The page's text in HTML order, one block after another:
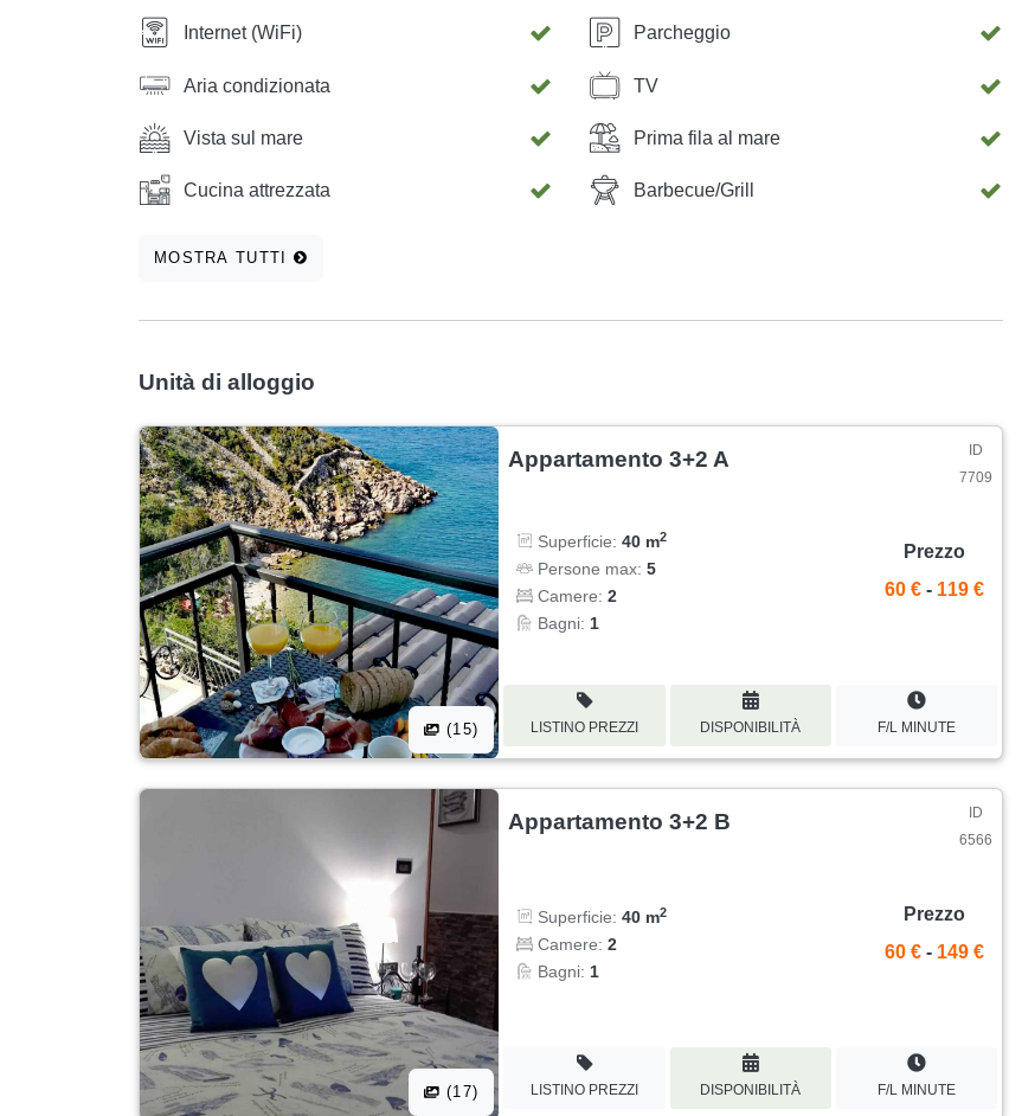
Internet (WiFi) Parcheggio
Aria condizionata TV
Vista sul mare Prima fila al mare
Cucina attrezzata Barbecue/Grill
MOSTRA TUTTI
Unità di alloggio
(15)
Appartamento 3+2 A
ID
7709
Superficie:40 m2
Persone max:5
Camere:2
Bagni: 1
Prezzo
60 € - 119 €
LISTINO PREZZI DISPONIBILITÀ F/L MINUTE
(17)
Appartamento 3+2 B
ID
6566
Superficie:40 m2
Camere:2
Bagni:1
Prezzo
60 € - 149 €
LISTINO PREZZI DISPONIBILITÀ F/L MINUTE